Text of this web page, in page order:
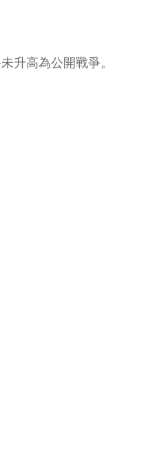
升高為公開戰爭。